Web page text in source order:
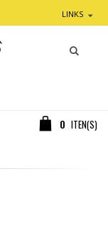
LINKS
0 ITEN(S)